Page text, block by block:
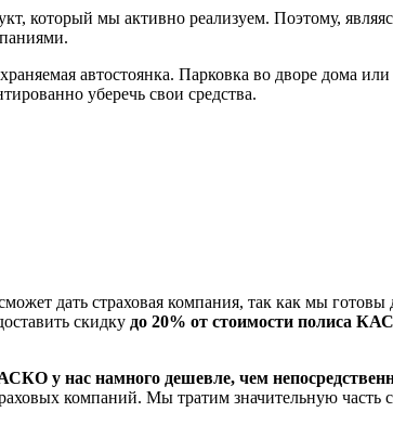
который мы активно реализуем. Поэтому,
автостоянка. Парковка во дворе дома
уберечь свои средства.
дать страховая компания, так как мы готовы
скидку до 20% от стоимости полиса
у нас намного дешевле, чем
компаний. Мы тратим значительную